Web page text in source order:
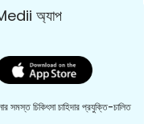
অ্যাপ
চিকিৎসা চাহিদার প্রযুক্তি-চালিত